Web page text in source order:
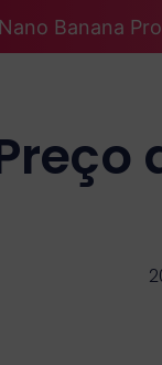
Banana